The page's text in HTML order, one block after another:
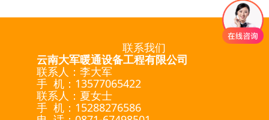
联系我们
云南大军暖通设备工程有限公司
联系人：李大军
手 机：13577065422
联系人：夏女士
手 机：15288276586